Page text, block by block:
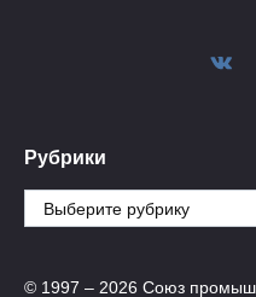
Рубрики
Рубрики
© 1997 – 2026 Союз